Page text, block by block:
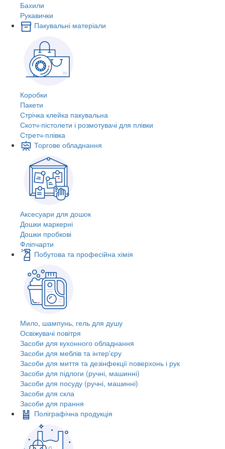
Бахили
Рукавички
Пакувальні матеріали
Коробки
Пакети
Стрічка клейка пакувальна
Скотч-пістолети і розмотувачі для плівки
Стретч-плівка
Торгове обладнання
Аксесуари для дошок
Дошки маркерні
Дошки пробкові
Фліпчарти
Побутова та професійна хімія
Мило, шампунь, гель для душу
Освіжувачі повітря
Засоби для кухонного обладнання
Засоби для меблів та інтер'єру
Засоби для миття та дезінфекції поверхонь і рук
Засоби для підлоги (ручні, машинні)
Засоби для посуду (ручні, машинні)
Засоби для скла
Засоби для прання
Поліграфічна продукція